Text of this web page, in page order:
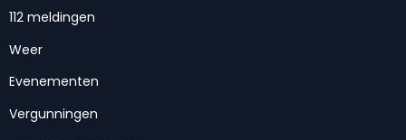
112 meldingen
Weer
Evenementen
Vergunningen